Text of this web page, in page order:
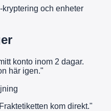
och enheter
konto inom 2 dagar.
här igen."
kom direkt."